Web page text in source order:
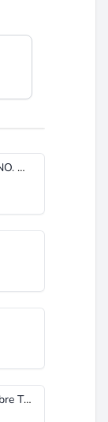
MUY CLARO MUY BUENO. GRACIAS
Muy buenos detalles sobre TV a TRC